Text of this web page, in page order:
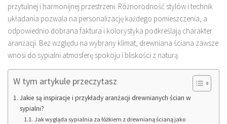
przytulnej i harmonijnej przestrzeni. Różnorodność stylów i technik
układania pozwala na personalizację każdego pomieszczenia, a
odpowiednio dobrana faktura i kolorystyka podkreślają charakter
aranżacji. Bez względu na wybrany klimat, drewniana ściana zawsze
wnosi do sypialni atmosferę spokoju i bliskości z naturą.
W tym artykule przeczytasz
Jakie są inspiracje i przykłady aranżacji drewnianych ścian w
sypialni?
Jak wygląda sypialnia za łóżkiem z drewnianą ścianą jako